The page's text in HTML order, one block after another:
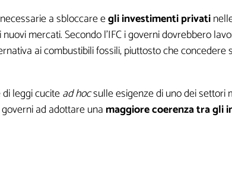
a sbloccare egli investimenti privati
mercati. Secondo l’IFC i governi dovrebbero
ai combustibili fossili, piuttosto che concedere
leggi cucitead hocsulle esigenze di uno dei settori
ad adottare una maggiore coerenza tra gli
o in anteprima
ma queste
la creazione di